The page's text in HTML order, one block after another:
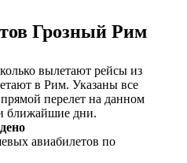
Грозный Рим
вылетают рейсы из
в Рим. Указаны все
перелет на данном
ближайшие дни.
авиабилетов по